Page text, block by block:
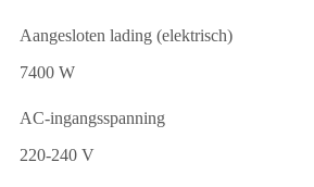
Aangesloten lading (elektrisch)
7400 W
AC-ingangsspanning
220-240 V